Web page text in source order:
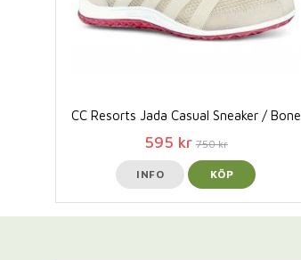
CC Resorts Jada Casual Sneaker / Bone
595 kr 750 kr
INFO KÖP